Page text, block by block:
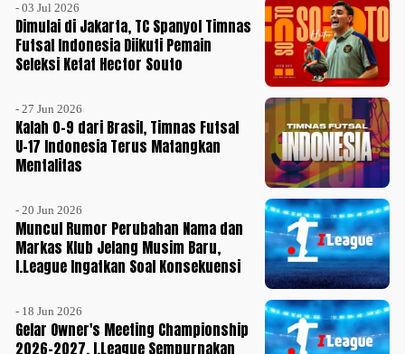
- 03 Jul 2026
Dimulai di Jakarta, TC Spanyol Timnas
Futsal Indonesia Diikuti Pemain
Seleksi Ketat Hector Souto
- 27 Jun 2026
Kalah 0-9 dari Brasil, Timnas Futsal
U-17 Indonesia Terus Matangkan
Mentalitas
- 20 Jun 2026
Muncul Rumor Perubahan Nama dan
Markas Klub Jelang Musim Baru,
I.League Ingatkan Soal Konsekuensi
- 18 Jun 2026
Gelar Owner's Meeting Championship
2026-2027, I.League Sempurnakan